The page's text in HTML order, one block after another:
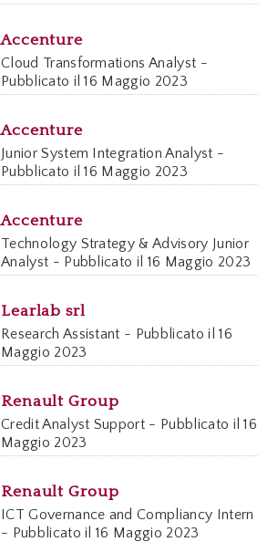
Accenture
Cloud Transformations Analyst -
Pubblicato il 16 Maggio 2023
Accenture
Junior System Integration Analyst -
Pubblicato il 16 Maggio 2023
Accenture
Technology Strategy & Advisory Junior
Analyst - Pubblicato il 16 Maggio 2023
Learlab srl
Research Assistant - Pubblicato il 16
Maggio 2023
Renault Group
Credit Analyst Support - Pubblicato il 16
Maggio 2023
Renault Group
ICT Governance and Compliancy Intern
- Pubblicato il 16 Maggio 2023